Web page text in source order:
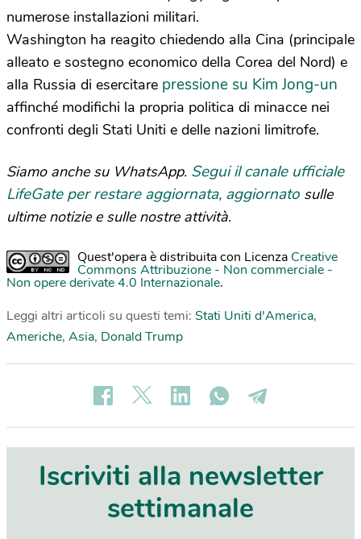
numerose installazioni militari.
Washington ha reagito chiedendo alla Cina (principale
alleato e sostegno economico della Corea del Nord) e
alla Russia di esercitare pressione su Kim Jong-un
affinché modifichi la propria politica di minacce nei
confronti degli Stati Uniti e delle nazioni limitrofe.
Siamo anche su WhatsApp. Segui il canale ufficiale
LifeGate per restare aggiornata, aggiornato sulle
ultime notizie e sulle nostre attività.
Quest'opera è distribuita con Licenza Creative
Commons Attribuzione - Non commerciale -
Non opere derivate 4.0 Internazionale.
Leggi altri articoli su questi temi: Stati Uniti d'America,
Americhe, Asia, Donald Trump
Iscriviti alla newsletter
settimanale